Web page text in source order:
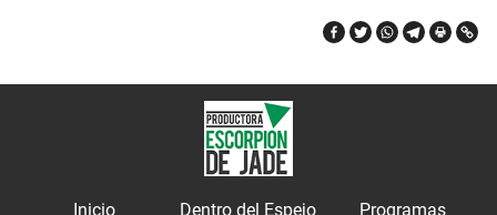
Inicio Dentro del Espejo Programas